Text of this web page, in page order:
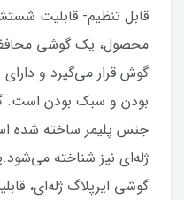
قابل تنظیم- قابلیت
محصول، یک گوشی
گوش قرار می‌گیرد و
بودن و سبک بودن است.
جنس پلیمر ساخته شده
ژله‌ای نیز شناخته
گوشی ایرپلاگ ژله‌ای،